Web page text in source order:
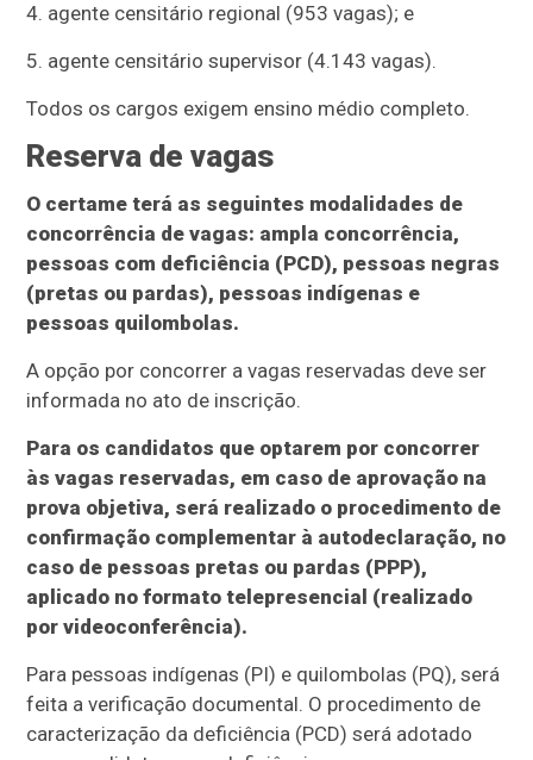
4. agente censitário regional (953 vagas); e
5. agente censitário supervisor (4.143 vagas).
Todos os cargos exigem ensino médio completo.
Reserva de vagas
O certame terá as seguintes modalidades de
concorrência de vagas: ampla concorrência,
pessoas com deficiência (PCD), pessoas negras
(pretas ou pardas), pessoas indígenas e
pessoas quilombolas.
A opção por concorrer a vagas reservadas deve ser
informada no ato de inscrição.
Para os candidatos que optarem por concorrer
às vagas reservadas, em caso de aprovação na
prova objetiva, será realizado o procedimento de
confirmação complementar à autodeclaração, no
caso de pessoas pretas ou pardas (PPP),
aplicado no formato telepresencial (realizado
por videoconferência).
Para pessoas indígenas (PI) e quilombolas (PQ), será
feita a verificação documental. O procedimento de
caracterização da deficiência (PCD) será adotado